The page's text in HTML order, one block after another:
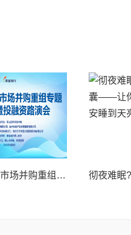
境内外资本市场并购重组专题交流会暨投融资路演会 深度解析驱动企业资本战略升级